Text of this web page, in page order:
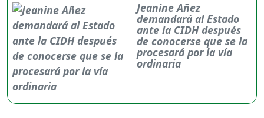
Jeanine Añez
demandará al Estado
ante la CIDH después
de conocerse que se la
procesará por la vía
ordinaria